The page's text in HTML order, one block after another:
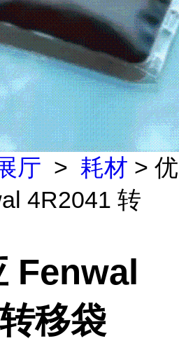
厅 > 耗材 > 优
4R2041 转
Fenwal
移袋